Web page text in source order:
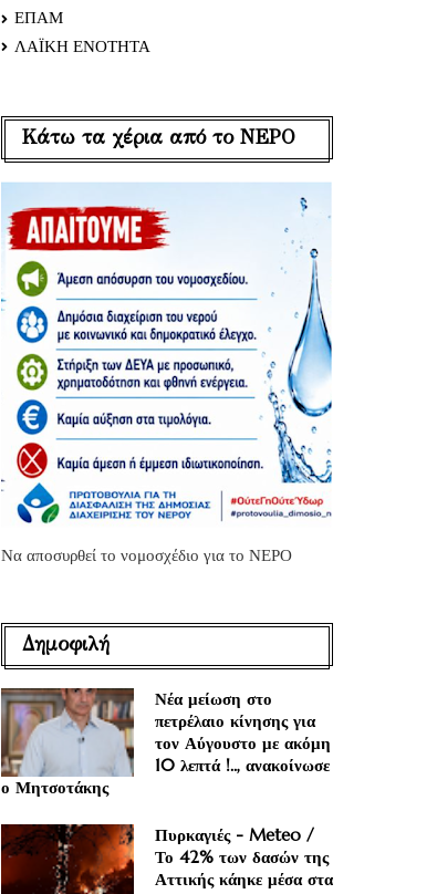
ΕΠΑΜ
ΛΑΪΚΗ ΕΝΟΤΗΤΑ
Κάτω τα χέρια από το ΝΕΡΟ
Να αποσυρθεί το νομοσχέδιο για το ΝΕΡΟ
Δημοφιλή
Νέα μείωση στο
πετρέλαιο κίνησης για
τον Αύγουστο με ακόμη
10 λεπτά !.., ανακοίνωσε
ο Μητσοτάκης
Πυρκαγιές - Meteo /
Το 42% των δασών της
Αττικής κάηκε μέσα στα